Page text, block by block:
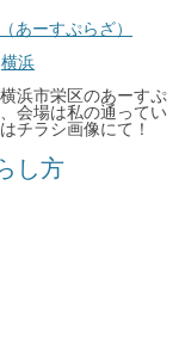
あーすぷらざ）
横浜
浜市栄区のあーすぷ
会場は私の通ってい
チラシ画像にて！
し方